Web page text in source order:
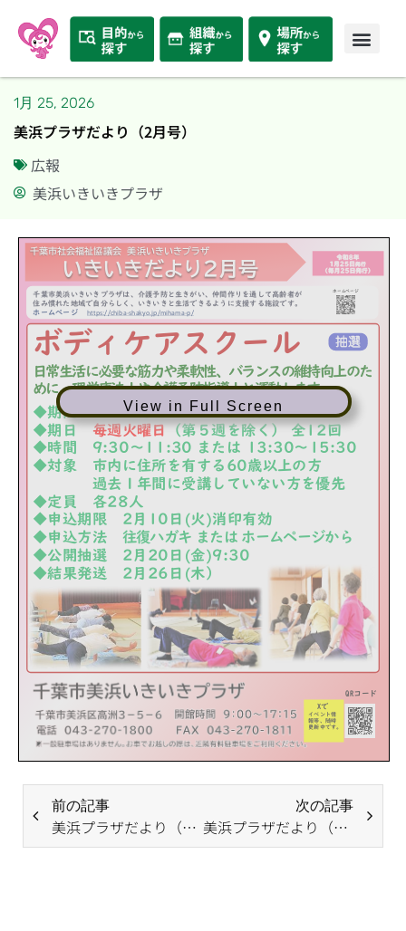
1月 25, 2026
美浜プラザだより（2月号）
広報
美浜いきいきプラザ
View in Full Screen
前の記事
美浜プラザだより（1月号）
次の記事
美浜プラザだより（3月号）